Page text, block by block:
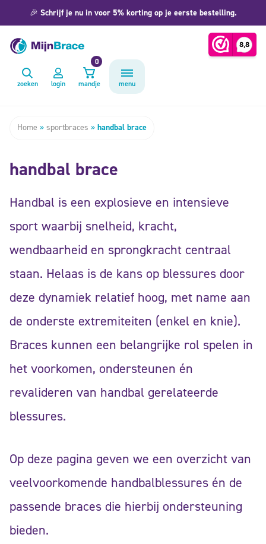
🎉 Schrijf je nu in voor 5% korting op je eerste bestelling.
zoeken login mandje
0
menu
Home » sportbraces » handbal brace
handbal brace
Handbal is een explosieve en intensieve
sport waarbij snelheid, kracht,
wendbaarheid en sprongkracht centraal
staan. Helaas is de kans op blessures door
deze dynamiek relatief hoog, met name aan
de onderste extremiteiten (enkel en knie).
Braces kunnen een belangrijke rol spelen in
het voorkomen, ondersteunen én
revalideren van handbal gerelateerde
blessures.
Op deze pagina geven we een overzicht van
veelvoorkomende handbalblessures én de
passende braces die hierbij ondersteuning
bieden.